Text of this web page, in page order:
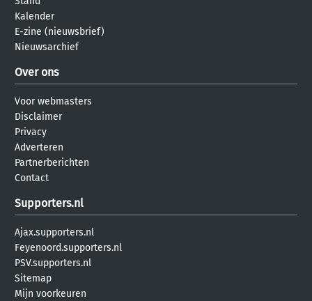
Kalender
E-zine (nieuwsbrief)
Nieuwsarchief
Over ons
Voor webmasters
Disclaimer
Privacy
Adverteren
Partnerberichten
Contact
Supporters.nl
Ajax.supporters.nl
Feyenoord.supporters.nl
PSV.supporters.nl
Sitemap
Mijn voorkeuren